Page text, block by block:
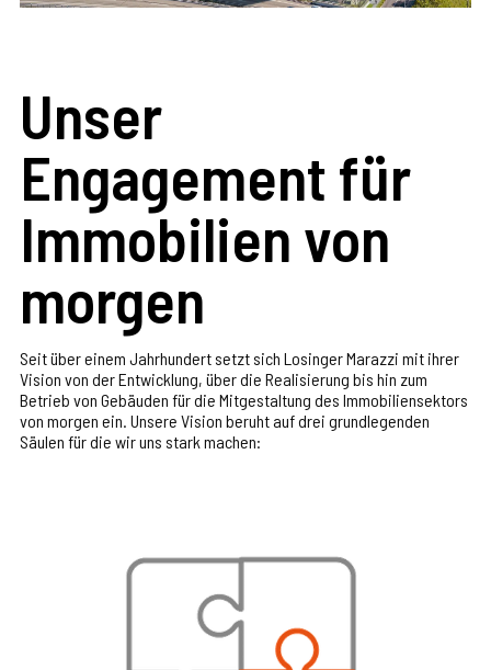
Unser
Engagement für
Immobilien von
morgen
Seit über einem Jahrhundert setzt sich Losinger Marazzi mit ihrer
Vision von der Entwicklung, über die Realisierung bis hin zum
Betrieb von Gebäuden für die Mitgestaltung des Immobiliensektors
von morgen ein. Unsere Vision beruht auf drei grundlegenden
Säulen für die wir uns stark machen: